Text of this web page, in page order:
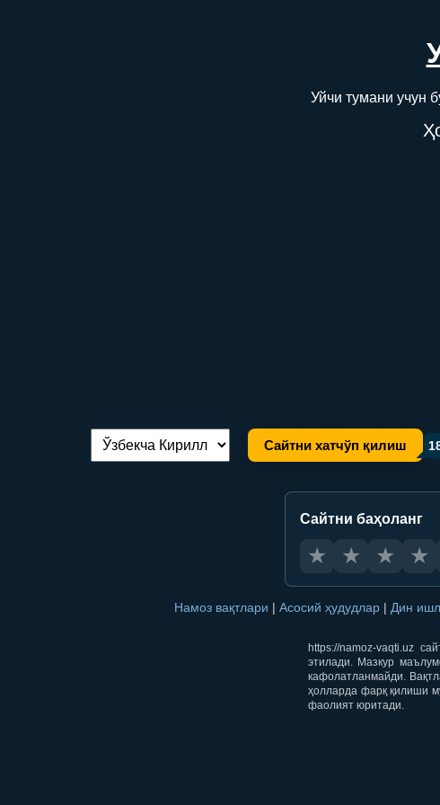
Уйчи тумани учун
Тилни алмаштириш: Сайтни хатчўп қилиш
Сайтни баҳоланг
★ ★ ★ ★
Намоз вақтлари | Асосий ҳудудлар | Дин
https://namoz-vaqti.uz
этилади. Мазкур
кафолатланмайди.
ҳолларда фарқ қилиши
фаолият юритади.